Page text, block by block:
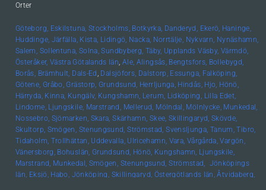
Orter
Göteborg, Eskilstuna, Stockholms, Botkyrka, Danderyd, Ekerö, Haninge,
Huddinge, Järfälla, Kista, Lidingö, Nacka, Norrtälje, Nykvarn, Nynäshamn,
Salem, Sollentuna, Solna, Sundbyberg, Täby, Upplands Väsby, Värmdö,
Österåker, Västra Götalands län, Ale, Alingsås, Bengtsfors, Bollebygd,
Borås, Brämhult, Dals-Ed , Dalsjöfors, Dalstorp, Essunga, Falköping,
Götene, Gråbo, Grästorp, Grundsund, Herrljunga, Hindås, Hjo, Hönö,
Härryda, Kinna, Kungälv, Kungshamn, Lerum, Lidköping, Lilla Edet,
Lindome, Ljungskile, Marstrand, Mellerud, Mölndal, Mölnlycke, Munkedal,
Nossebro, Sjömarken, Skara, Skärhamn, Skee, Skillingaryd, Skövde,
Skultorp, Smögen, Stenungsund, Strömstad, Svensljunga, Tanum, Tibro,
Tidaholm, Trollhättan, Uddevalla, Ulricehamn, Vara, Vårgårda, Vargön,
Vänersborg, Bohuslän, Grundsund, Hönö, Kungshamn, Ljungskile,
Marstrand, Munkedal, Smögen, Stenungsund, Strömstad, Jönköpings
län, Eksjö, Habo, Jönköping, Skillingaryd, Östergötlands län, Åtvidaberg,